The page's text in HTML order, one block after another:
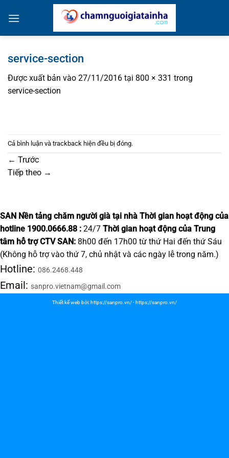
qua
service-section
Được xuất bản vào 27/11/2016 tại 800 × 331 trong
service-section
Cả bình luận và trackback hiện đều bị đóng.
← Trước
Tiếp theo →
SAN Nền tảng chăm người già tại nhà Thời gian hoạt động của
hotline 1900.0666.88 : 24/7 Thời gian hoạt động của Trung
tâm hỗ trợ CTV SAN: 8h00 đến 17h00 từ thứ Hai đến thứ Sáu
(Không hỗ trợ vào thứ 7, chủ nhật và các ngày lễ trong năm.)
Hotline: 086.2468.448
Email: sanpro.vietnam@gmail.com
Thiết kế web bởi: https://sanpro.vn/- https://sanpro.vn/